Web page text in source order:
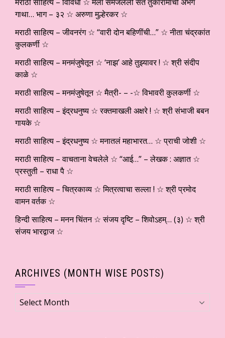
गाथा… भाग – ३२ ☆ अरुणा मुल्हेरकर ☆
मराठी साहित्य – जीवनरंग ☆ “वारी दोन बहिणींची…” ☆ नीता चंद्रकांत
कुलकर्णी ☆
मराठी साहित्य – मनमंजुषेतून ☆ ‘नाझ’ आहे तुझ्यावर ! ☆ श्री संदीप
काळे ☆
मराठी साहित्य – मनमंजुषेतून ☆ मैत्री- – -☆ विभावरी कुलकर्णी ☆
मराठी साहित्य – इंद्रधनुष्य ☆ रक्तमाखली अक्षरे ! ☆ श्री संभाजी बबन
गायके ☆
मराठी साहित्य – इंद्रधनुष्य ☆ मनातलं महाभारत… ☆ प्राची जोशी ☆
मराठी साहित्य – वाचताना वेचलेले ☆ “आई…” – लेखक : अज्ञात ☆
प्रस्तुती – राधा पै ☆
मराठी साहित्य – चित्रकाव्य ☆ मित्रत्वाचा सल्ला ! ☆ श्री प्रमोद
वामन वर्तक ☆
हिन्दी साहित्य – मनन चिंतन ☆ संजय दृष्टि – शिवोऽहम्… (३) ☆ श्री
संजय भारद्वाज ☆
ARCHIVES (MONTH WISE POSTS)
Archives
(Month